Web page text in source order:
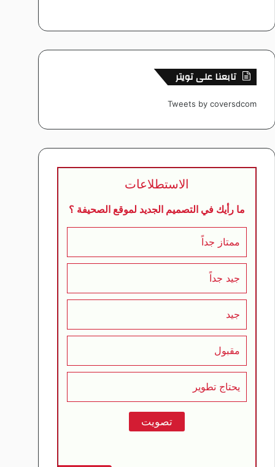
تابعنا على تويتر
Tweets by coversdcom
الاستطلاعات
ما رأيك في التصميم الجديد لموقع الصحيفة ؟
ممتاز جداً
جيد جداً
جيد
مقبول
يحتاج تطوير